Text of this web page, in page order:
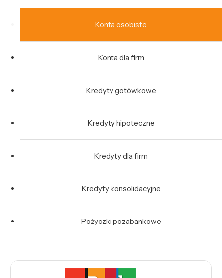
Konta osobiste
Konta dla firm
Kredyty gotówkowe
Kredyty hipoteczne
Kredyty dla firm
Kredyty konsolidacyjne
Pożyczki pozabankowe